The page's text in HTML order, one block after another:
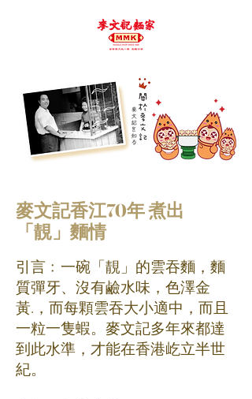
麥文記香江70年 煮出
「靚」麵情
引言﹕一碗「靚」的雲吞麵，麵
質彈牙、沒有鹼水味，色澤金
黃.，而每顆雲吞大小適中，而且
一粒一隻蝦。麥文記多年來都達
到此水準，才能在香港屹立半世
紀。